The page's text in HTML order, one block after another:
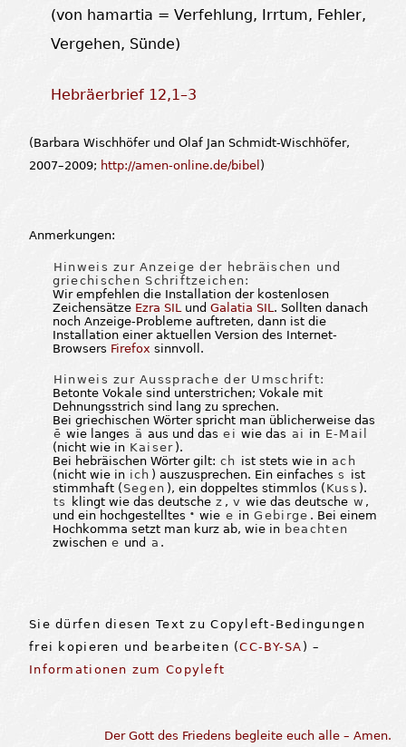
(von hamartia = Verfehlung, Irrtum, Fehler,
Vergehen, Sünde)
Hebräerbrief 12,1–3
(Barbara Wischhöfer und Olaf Jan Schmidt-Wischhöfer,
2007–2009; http://amen-online.de/bibel )
Anmerkungen:
Hinweis zur Anzeige der hebräischen und
griechischen Schriftzeichen:
Wir empfehlen die Installation der kostenlosen
Zeichensätze Ezra SIL und Galatia SIL . Sollten danach
noch Anzeige-Probleme auftreten, dann ist die
Installation einer aktuellen Version des Internet-
Browsers Firefox sinnvoll.
Hinweis zur Aussprache der Umschrift:
Betonte Vokale sind unterstrichen; Vokale mit
Dehnungsstrich sind lang zu sprechen.
Bei griechischen Wörter spricht man üblicherweise das
ē wie langes ä aus und das ei wie das ai in E-Mail
(nicht wie in Kaiser ).
Bei hebräischen Wörter gilt: ch ist stets wie in ach
(nicht wie in ich ) auszusprechen. Ein einfaches s ist
stimmhaft ( Segen ), ein doppeltes stimmlos ( Kuss ).
ts
klingt wie das deutsche z , v wie das deutsche w ,
und ein hochgestelltes
e wie e in Gebirge . Bei einem
Hochkomma setzt man kurz ab, wie in beachten
zwischen e und a .
Sie dürfen diesen Text zu Copyleft-Bedingungen
frei kopieren und bearbeiten (CC-BY-SA ) –
Informationen zum Copyleft
Der Gott des Friedens begleite euch alle – Amen.